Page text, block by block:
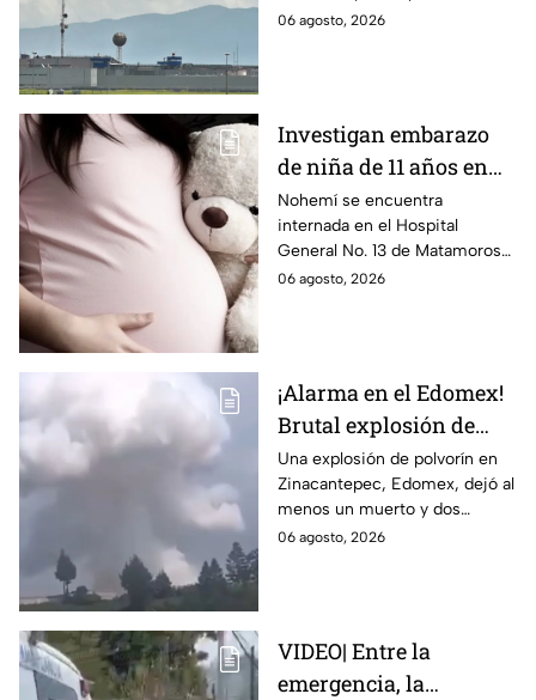
dónde está, cómo es esta
06 agosto, 2026
Investigan embarazo
de niña de 11 años en
Matamoros,
Tamaulipas; ¿qué pasó
con Nohemí?
Nohemí se encuentra
internada en el Hospital
General No. 13 de Matamoros
tras complicaciones por un
06 agosto, 2026
¡Alarma en el Edomex!
Brutal explosión de
polvorín en Santa
María del Monte,
Zinacantepec; reportan
al menos un muerto y
Una explosión de polvorín en
Zinacantepec, Edomex, dejó al
menos un muerto y dos
heridos; autoridades atiende la
06 agosto, 2026
VIDEO| Entre la
emergencia, la